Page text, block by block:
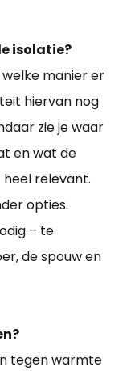
isolatie?
manier er
hiervan nog
zie je waar
en wat de
heel relevant.
opties.
– te
de spouw en
tegen warmte